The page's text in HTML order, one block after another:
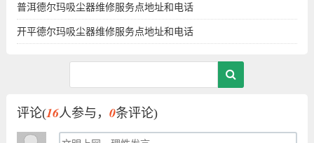
普洱德尔玛吸尘器维修服务点地址和电话
开平德尔玛吸尘器维修服务点地址和电话
评论(16人参与， 0条评论)